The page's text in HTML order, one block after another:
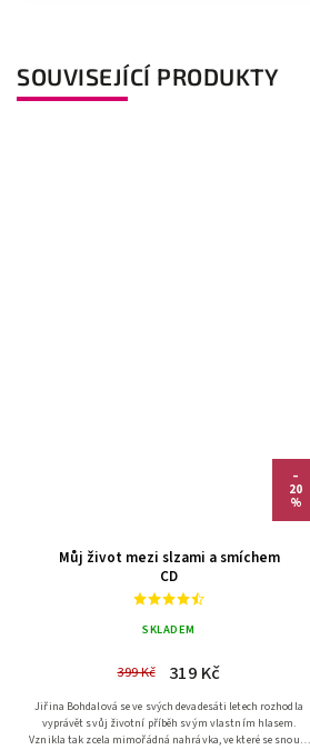
SOUVISEJÍCÍ PRODUKTY
–
20
%
Můj život mezi slzami a smíchem
CD
SKLADEM
399 Kč 319 Kč
Jiřina Bohdalová se ve svých devadesáti letech rozhodla
vyprávět svůj životní příběh svým vlastním hlasem.
Vznikla tak zcela mimořádná nahrávka, ve které se snoubí